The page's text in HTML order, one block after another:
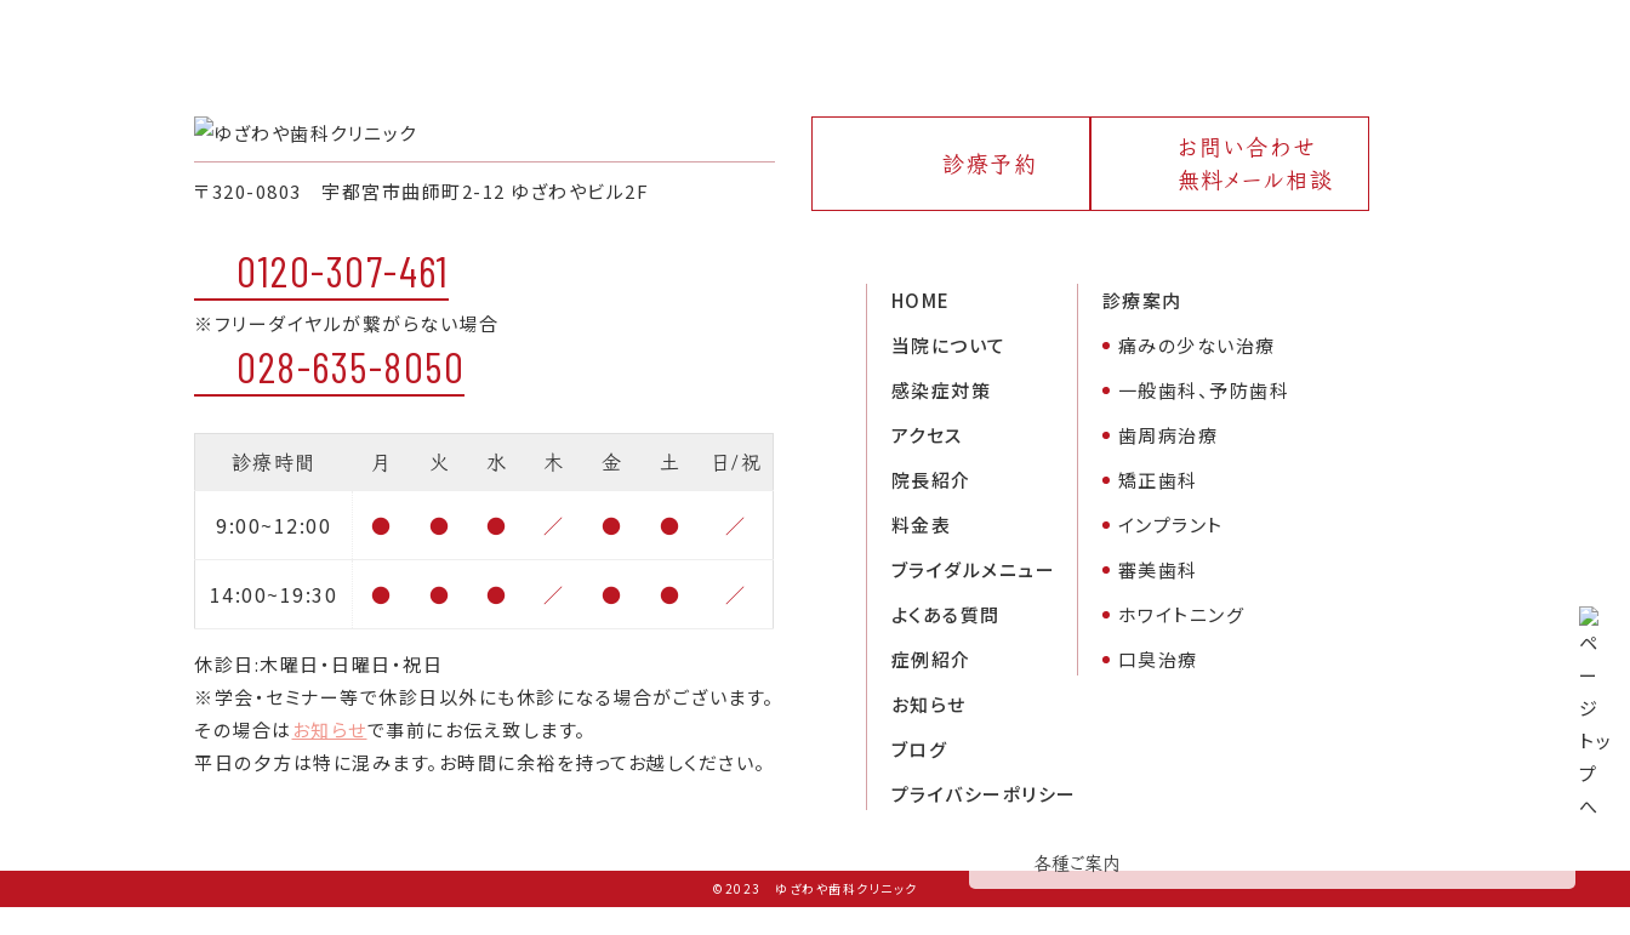
〒320-0803 宇都宮市曲師町2-12 ゆざわやビル2F
0120-307-461
※フリーダイヤルが繋がらない場合
028-635-8050
診療時間 月 火 水 木 金 土 日/祝
9:00~12:00 ● ● ● ／ ● ● ／
14:00~19:30 ● ● ● ／ ● ● ／
休診日:木曜日・日曜日・祝日
※学会・セミナー等で休診日以外にも休診になる場合がございます。
その場合は お知らせで事前にお伝え致します。
平日の夕方は特に混みます。お時間に余裕を持ってお越しください。
診療予約
お問い合わせ
無料メール相談
HOME
当院について
感染症対策
アクセス
院長紹介
料金表
ブライダルメニュー
よくある質問
症例紹介
お知らせ
ブログ
プライバシーポリシー
診療案内
痛みの少ない治療
一般歯科、予防歯科
歯周病治療
矯正歯科
インプラント
審美歯科
ホワイトニング
口臭治療
©2023 ゆざわや歯科クリニック
各種ご案内